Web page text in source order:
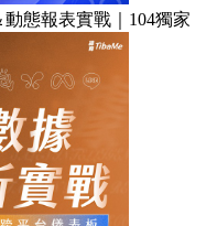
態報表實戰｜104獨家